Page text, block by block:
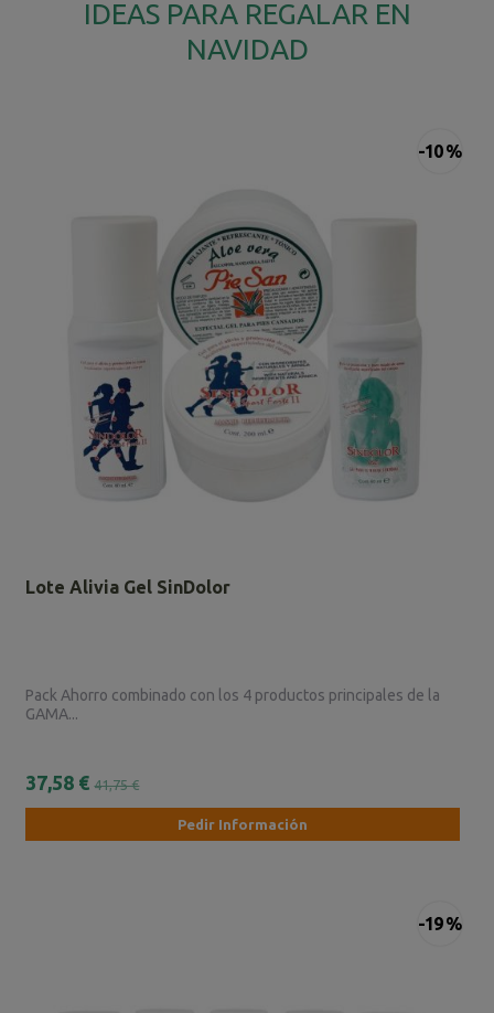
IDEAS PARA REGALAR EN
NAVIDAD
-10 %
Lote Alivia Gel SinDolor
Pack Ahorro combinado con los 4 productos principales de la
GAMA...
37,58 €41,75 €
Pedir Información
-19 %